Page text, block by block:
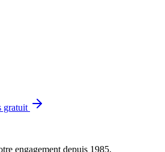
gratuit
engagement depuis 1985.